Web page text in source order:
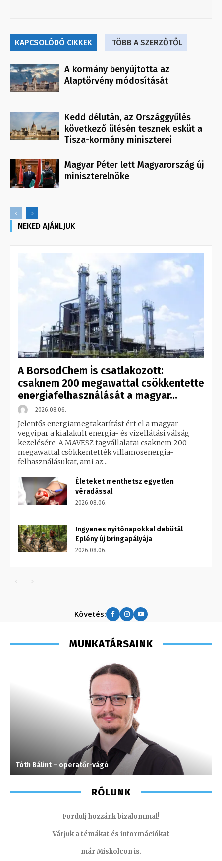
KAPCSOLÓDÓ CIKKEK TÖBB A SZERZŐTŐL
A kormány benyújtotta az
Alaptörvény módosítását
Kedd délután, az Országgyűlés
következő ülésén tesznek esküt a
Tisza-kormány miniszterei
Magyar Péter lett Magyarország új
miniszterelnöke
NEKED AJÁNLJUK
A BorsodChem is csatlakozott:
csaknem 200 megawattal csökkentette
energiafelhasználását a magyar...
2026.08.06.
Jelentős energiamegtakarítást ért el a magyar
vegyipar a kialakult energia- és vízellátási válság
kezelésére. A MAVESZ tagvállalatai csaknem 200
megawattal csökkentették villamosenergia-
felhasználásukat, ami az...
Életeket menthetsz egyetlen
véradással
2026.08.06.
Ingyenes nyitónapokkal debütál
Eplény új bringapályája
2026.08.06.
Követés:
MUNKATÁRSAINK
Tóth Bálint – operatőr-vágó
RÓLUNK
Fordulj hozzánk bizalommal!
Várjuk a témákat és információkat
már Miskolcon is.